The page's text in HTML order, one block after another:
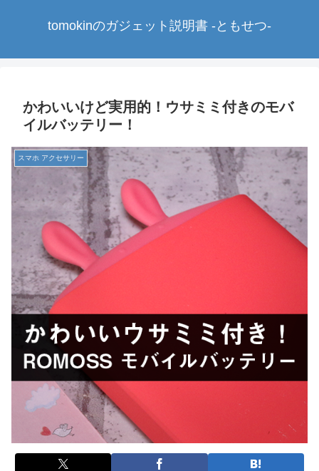
tomokinのガジェット説明書 -ともせつ-
かわいいけど実用的！ウサミミ付きのモバ
イルバッテリー！
スマホ アクセサリー